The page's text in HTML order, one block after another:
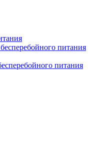
питания
питания